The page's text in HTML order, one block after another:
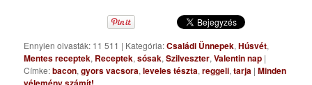
Ennyien olvasták: 11 511 | Kategória:Családi Ünnepek,Húsvét,
Mentes receptek, Receptek,sósak,Szilveszter,Valentin nap |
Címke:bacon,gyors vacsora,leveles tészta,reggeli,tarja |Minden